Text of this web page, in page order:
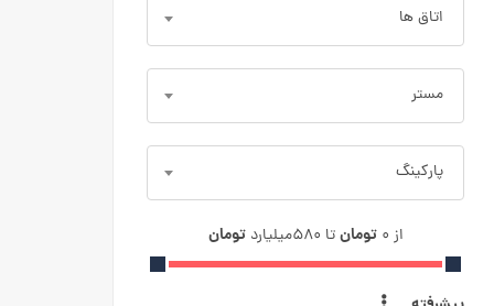
اتاق ها
مستر
پارکینگ
از ۰ تومان تا ۵۸۰میلیارد تومان